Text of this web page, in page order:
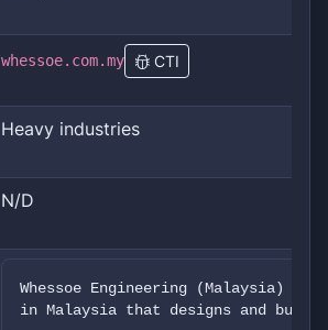
whessoe.com.my CTI
Heavy industries
N/D
Whessoe Engineering (Malaysia)
in Malaysia that designs and bui...